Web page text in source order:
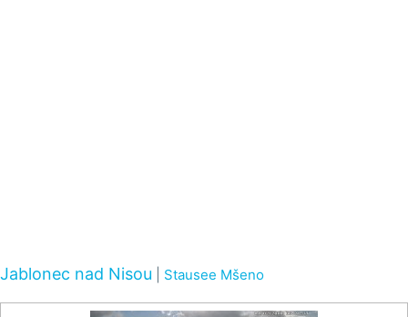
Jablonec nad Nisou Stausee Mšeno